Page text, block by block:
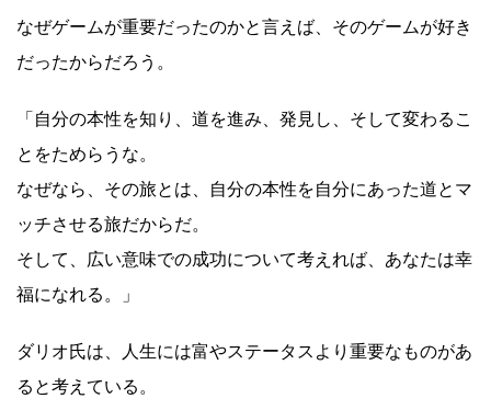
なぜゲームが重要だったのかと言えば、そのゲームが好き
だったからだろう。
「自分の本性を知り、道を進み、発見し、そして変わるこ
とをためらうな。
なぜなら、その旅とは、自分の本性を自分にあった道とマ
ッチさせる旅だからだ。
そして、広い意味での成功について考えれば、あなたは幸
福になれる。」
ダリオ氏は、人生には富やステータスより重要なものがあ
ると考えている。